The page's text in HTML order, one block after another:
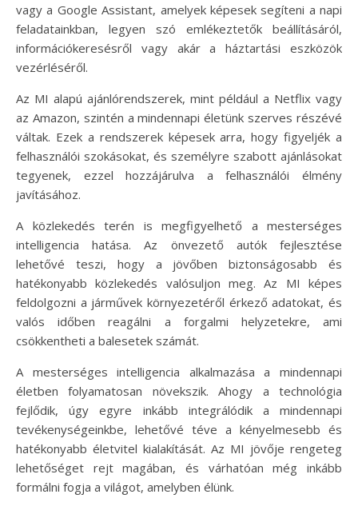
vagy a Google Assistant, amelyek képesek segíteni a napi
feladatainkban, legyen szó emlékeztetők beállításáról,
információkeresésről vagy akár a háztartási eszközök
vezérléséről.
Az MI alapú ajánlórendszerek, mint például a Netflix vagy
az Amazon, szintén a mindennapi életünk szerves részévé
váltak. Ezek a rendszerek képesek arra, hogy figyeljék a
felhasználói szokásokat, és személyre szabott ajánlásokat
tegyenek, ezzel hozzájárulva a felhasználói élmény
javításához.
A közlekedés terén is megfigyelhető a mesterséges
intelligencia hatása. Az önvezető autók fejlesztése
lehetővé teszi, hogy a jövőben biztonságosabb és
hatékonyabb közlekedés valósuljon meg. Az MI képes
feldolgozni a járművek környezetéről érkező adatokat, és
valós időben reagálni a forgalmi helyzetekre, ami
csökkentheti a balesetek számát.
A mesterséges intelligencia alkalmazása a mindennapi
életben folyamatosan növekszik. Ahogy a technológia
fejlődik, úgy egyre inkább integrálódik a mindennapi
tevékenységeinkbe, lehetővé téve a kényelmesebb és
hatékonyabb életvitel kialakítását. Az MI jövője rengeteg
lehetőséget rejt magában, és várhatóan még inkább
formálni fogja a világot, amelyben élünk.